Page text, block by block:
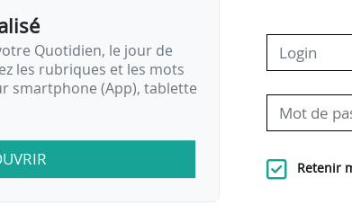
Quotidien, le jour de
les rubriques et les mots
smartphone (App), tablette
Retenir